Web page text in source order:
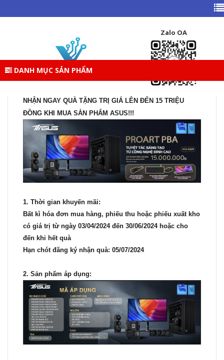
Zalo OA
DANH MỤC SẢN PHẨM
TRANG CHỦ
TIN TỨC
PROART PBA – TUYỆT TÁC SÁNG TẠO TỪ CÔNG NGHỆ
PROART PBA – TUYỆT TÁC SÁNG TẠO TỪ CÔNG
NHẬN NGAY QUÀ TẶNG TRỊ GIÁ LÊN ĐẾN 15 TRIỆU
ĐỒNG KHI MUA SẢN PHẨM ASUS!!!
1. Thời gian khuyến mãi:
Bất kì hóa đơn mua hàng, phiếu thu hoặc phiếu xuất kho
có giá trị từ ngày 03/04/2024đến 30/06/2024 hoặc cho
đến khi hết quà
Hạn chót đăng ký nhận quà: 05/07/2024
2. Sản phẩm áp dụng: